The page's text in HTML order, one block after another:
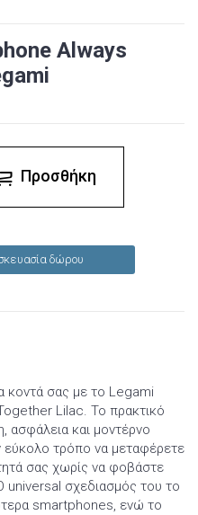
Always
Προσθήκη
δώρου
κοντά σας με το Legami
Lilac. Το πρακτικό
ασφάλεια και μοντέρνο
τρόπο να μεταφέρετε
σας χωρίς να φοβάστε
σχεδιασμός του το
smartphones, ενώ το